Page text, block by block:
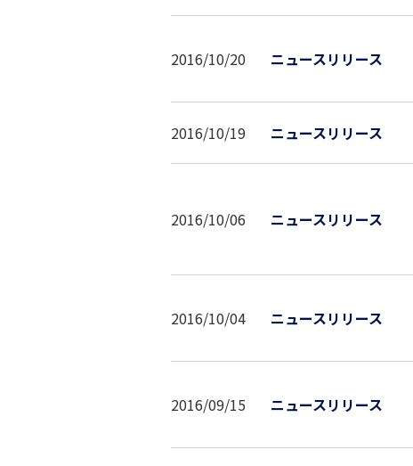
2016/10/20 ニュースリリース
2016/10/19 ニュースリリース
2016/10/06 ニュースリリース
2016/10/04 ニュースリリース
2016/09/15 ニュースリリース